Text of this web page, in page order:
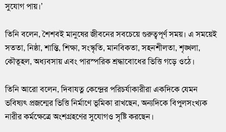
সুযোগ পায়।’
তিনি বলেন, শৈশবই মানুষের জীবনের সবচেয়ে গুরুত্বপূর্ণ সময়। এ সময়েই
সততা, নিষ্ঠা, শান্তি, শিক্ষা, সংস্কৃতি, মানবিকতা, সহনশীলতা, শৃঙ্খলা,
কৌতূহল, অধ্যবসায় এবং পারস্পরিক শ্রদ্ধাবোধের ভিত্তি গড়ে ওঠে।
তিনি আরো বলেন, দিবাযত্ন কেন্দ্রের পরিচর্যাকারীরা একদিকে যেমন
ভবিষ্যৎ প্রজন্মের ভিত্তি নির্মাণে ভূমিকা রাখছেন, অন্যদিকে বিপুলসংখ্যক
নারীর কর্মক্ষেত্রে অংশগ্রহণের সুযোগও সৃষ্টি করছেন।